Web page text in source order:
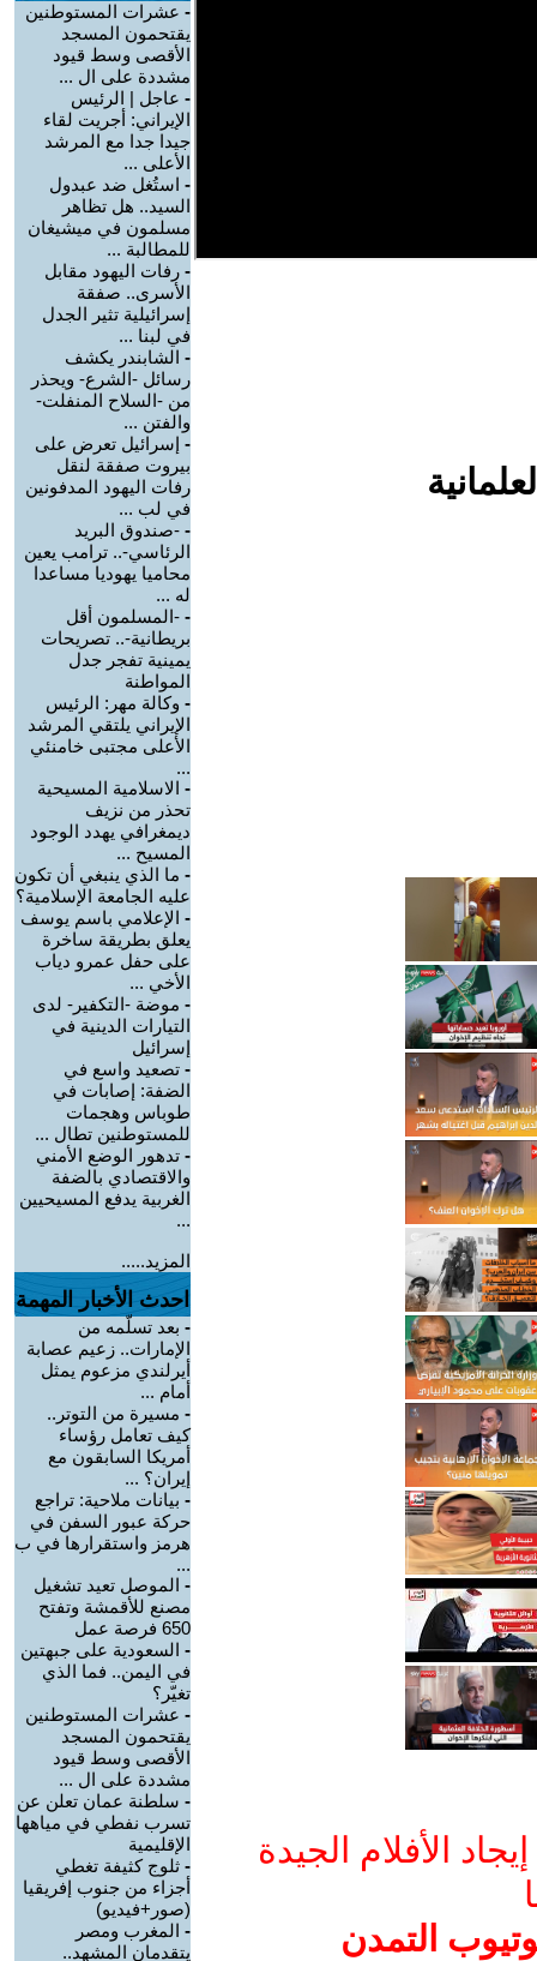
الأفلام الجيدة
التمدن
- عشرات المستوطنين
يقتحمون المسجد
الأقصى وسط قيود
مشددة على ال ...
- عاجل | الرئيس
الإيراني: أجريت لقاء
جيدا جدا مع المرشد
الأعلى ...
- استُغل ضد عبدول
السيد.. هل تظاهر
مسلمون في ميشيغان
للمطالبة ...
- رفات اليهود مقابل
الأسرى.. صفقة
إسرائيلية تثير الجدل
في لبنا ...
- الشابندر يكشف
رسائل -الشرع- ويحذر
من -السلاح المنفلت-
والفتن ...
- إسرائيل تعرض على
بيروت صفقة لنقل
رفات اليهود المدفونين
في لب ...
- -صندوق البريد
الرئاسي-.. ترامب يعين
محاميا يهوديا مساعدا
له ...
- -المسلمون أقل
بريطانية-.. تصريحات
يمينية تفجر جدل
المواطنة
- وكالة مهر: الرئيس
الإيراني يلتقي المرشد
الأعلى مجتبى خامنئي
...
- الاسلامية المسيحية
تحذر من نزيف
ديمغرافي يهدد الوجود
المسيح ...
- ما الذي ينبغي أن تكون
عليه الجامعة الإسلامية؟
- الإعلامي باسم يوسف
يعلق بطريقة ساخرة
على حفل عمرو دياب
الأخي ...
- موضة -التكفير- لدى
التيارات الدينية في
إسرائيل
- تصعيد واسع في
الضفة: إصابات في
طوباس وهجمات
للمستوطنين تطال ...
- تدهور الوضع الأمني
والاقتصادي بالضفة
الغربية يدفع المسيحيين
...
المزيد.....
احدث الأخبار المهمة
- بعد تسلّمه من
الإمارات.. زعيم عصابة
أيرلندي مزعوم يمثل
أمام ...
- مسيرة من التوتر..
كيف تعامل رؤساء
أمريكا السابقون مع
إيران؟ ...
- بيانات ملاحية: تراجع
حركة عبور السفن في
هرمز واستقرارها في ب
...
- الموصل تعيد تشغيل
مصنع للأقمشة وتفتح
650 فرصة عمل
- السعودية على جبهتين
في اليمن.. فما الذي
تغيّر؟
- عشرات المستوطنين
يقتحمون المسجد
الأقصى وسط قيود
مشددة على ال ...
- سلطنة عمان تعلن عن
تسرب نفطي في مياهها
الإقليمية
- ثلوج كثيفة تغطي
أجزاء من جنوب إفريقيا
(صور+فيديو)
- المغرب ومصر
يتقدمان المشهد..